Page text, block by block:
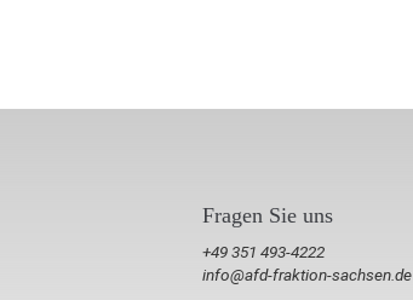
Fragen Sie uns
+49 351 493-4222
info@afd-fraktion-sachsen.de